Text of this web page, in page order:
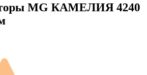
MG КАМЕЛИЯ 4240